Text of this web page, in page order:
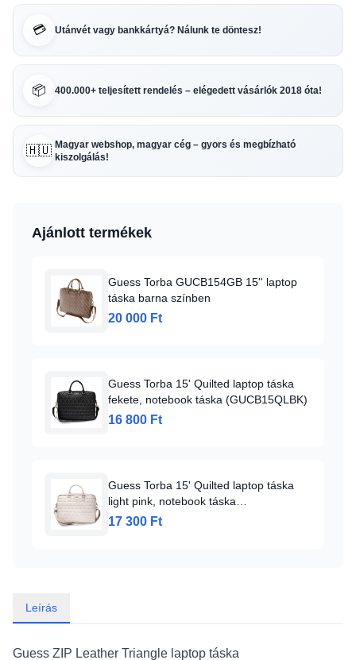
💳 Utánvét vagy bankkártyá? Nálunk te döntesz!
📦 400.000+ teljesített rendelés – elégedett vásárlók 2018 óta!
🇭🇺 Magyar webshop, magyar cég – gyors és megbízható
kiszolgálás!
Ajánlott termékek
Guess Torba GUCB154GB 15'' laptop
táska barna színben
20 000 Ft
Guess Torba 15' Quilted laptop táska
fekete, notebook táska (GUCB15QLBK)
16 800 Ft
Guess Torba 15' Quilted laptop táska
light pink, notebook táska
(GUCB15QLPK)
17 300 Ft
Leírás
Guess ZIP Leather Triangle laptop táska